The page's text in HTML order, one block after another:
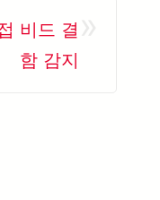
비드 결
함 감지